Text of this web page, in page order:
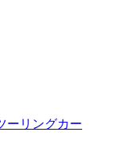
ーリングカー